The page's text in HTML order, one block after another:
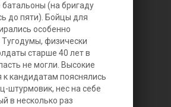
(на бригаду
до пяти). Бойцы для
особенно
физически
старше 40 лет в
не могли. Высокие
к кандидатам пояснялись
штурмовик, нес на себе
в несколько раз